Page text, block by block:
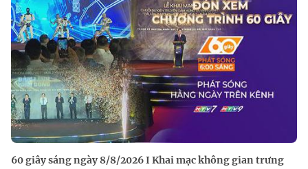
60 giây sáng ngày 8/8/2026 I Khai mạc không gian trưng